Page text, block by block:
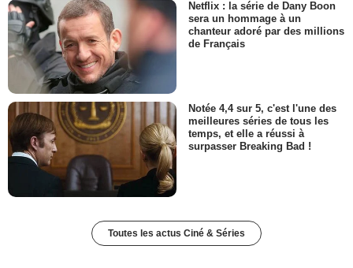
Netflix : la série de Dany Boon
sera un hommage à un
chanteur adoré par des millions
de Français
Notée 4,4 sur 5, c'est l'une des
meilleures séries de tous les
temps, et elle a réussi à
surpasser Breaking Bad !
Toutes les actus Ciné & Séries